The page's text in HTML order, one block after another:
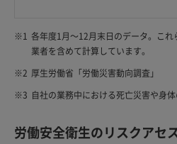
※1 各年度1月～12月末日のデータ。こ
業者を含めて計算しています。
※2 厚生労働省「労働災害動向調査」
※3 自社の業務中における死亡災害や身
労働安全衛生のリスクアセ